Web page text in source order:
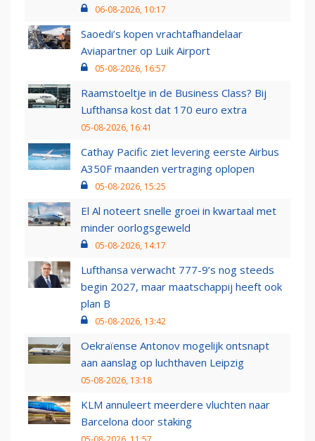
06-08-2026, 10:17
Saoedi’s kopen vrachtafhandelaar
Aviapartner op Luik Airport
05-08-2026, 16:57
Raamstoeltje in de Business Class? Bij
Lufthansa kost dat 170 euro extra
05-08-2026, 16:41
Cathay Pacific ziet levering eerste Airbus
A350F maanden vertraging oplopen
05-08-2026, 15:25
El Al noteert snelle groei in kwartaal met
minder oorlogsgeweld
05-08-2026, 14:17
Lufthansa verwacht 777-9’s nog steeds
begin 2027, maar maatschappij heeft ook
plan B
05-08-2026, 13:42
Oekraïense Antonov mogelijk ontsnapt
aan aanslag op luchthaven Leipzig
05-08-2026, 13:18
KLM annuleert meerdere vluchten naar
Barcelona door staking